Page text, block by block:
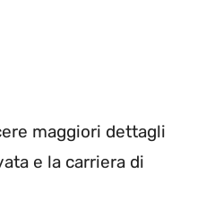
maggiori dettagli
e la carriera di